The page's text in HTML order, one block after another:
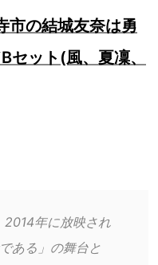
市の結城友奈は勇
セット(風、夏凜、
2014年に放映され
ある」の舞台と